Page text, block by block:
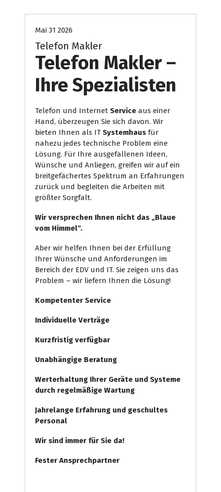
Mai 31 2026
Telefon Makler
Telefon Makler –
Ihre Spezialisten
Telefon und Internet Service aus einer
Hand, überzeugen Sie sich davon. Wir
bieten Ihnen als IT Systemhaus für
nahezu jedes technische Problem eine
Lösung. Für Ihre ausgefallenen Ideen,
Wünsche und Anliegen, greifen wir auf ein
breitgefächertes Spektrum an Erfahrungen
zurück und begleiten die Arbeiten mit
größter Sorgfalt.
Wir versprechen Ihnen nicht das „Blaue
vom Himmel“.
Aber wir helfen Ihnen bei der Erfüllung
Ihrer Wünsche und Anforderungen im
Bereich der EDV und IT. Sie zeigen uns das
Problem – wir liefern Ihnen die Lösung!
Kompetenter Service
Individuelle Verträge
Kurzfristig verfügbar
Unabhängige Beratung
Werterhaltung Ihrer Geräte und Systeme
durch regelmäßige Wartung
Jahrelange Erfahrung und geschultes
Personal
Wir sind immer für Sie da!
Fester Ansprechpartner